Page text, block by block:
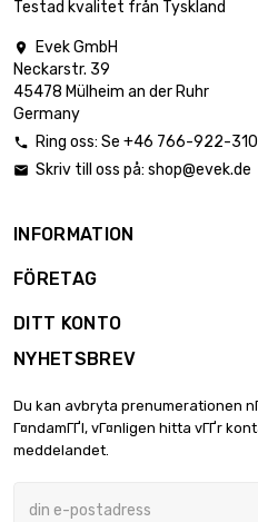
längd : 700mm
Tjocklek / styrka :
bredd : 100mm
0.5mm
längd : 900mm
längd : 1000mm
Tjocklek / styrka :
längd : 150mm
bredd : 150mm
längd : 200mm
Testad kvalitet från Tyskland

Evek GmbH
Neckarstr. 39
45478 Mülheim an der Ruhr
Germany
 Ring oss: Se +46 766-922-310
 Skriv till oss på: shop@evek.de
INFORMATION
FÖRETAG
DITT KONTO
NYHETSBREV
Du kan avbryta prenumerationen
Г¤ndamГҐl, vГ¤nligen hitta vГҐr
meddelandet.